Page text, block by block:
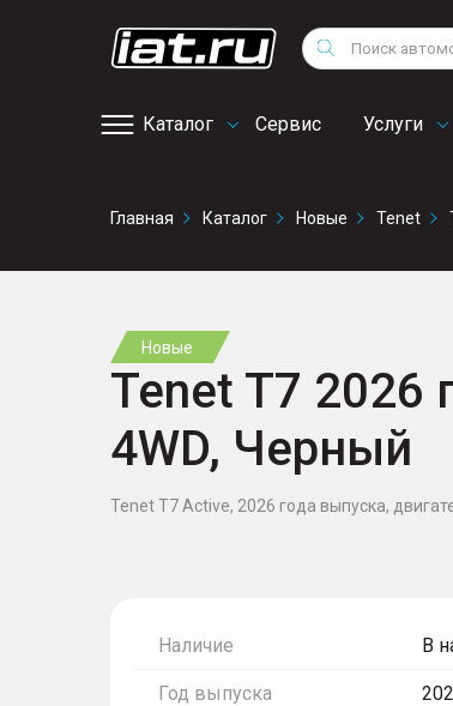
Поиск
Каталог Сервис
сервис
Услуги
Снегоходы
Квадроциклы
Главная Каталог Новые Tenet
Новые
Tenet T7 2026
4WD, Черный
Tenet T7 Active, 2026 года выпуска,
Наличие В
Год выпуска